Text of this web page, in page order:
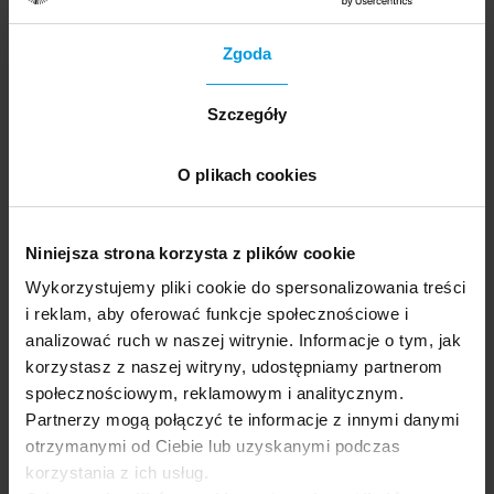
Zgoda
Szczegóły
O plikach cookies
Niniejsza strona korzysta z plików cookie
Wykorzystujemy pliki cookie do spersonalizowania treści
i reklam, aby oferować funkcje społecznościowe i
analizować ruch w naszej witrynie. Informacje o tym, jak
korzystasz z naszej witryny, udostępniamy partnerom
społecznościowym, reklamowym i analitycznym.
Partnerzy mogą połączyć te informacje z innymi danymi
otrzymanymi od Ciebie lub uzyskanymi podczas
korzystania z ich usług.
Agata Wasilkiewicz
Psycholożka, absolwentka Uniwersytetu SWPS,
poznawczo-behawioralnym. Pracowała w
prywatnym gabinecie, w ośrodkach
rehabilitacyjnych, a obecnie w Klinice
PsychoMedic w Warszawie.
Prowadząca